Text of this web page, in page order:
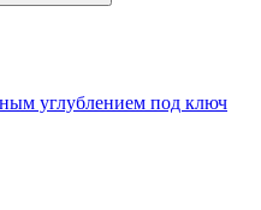
углублением под ключ